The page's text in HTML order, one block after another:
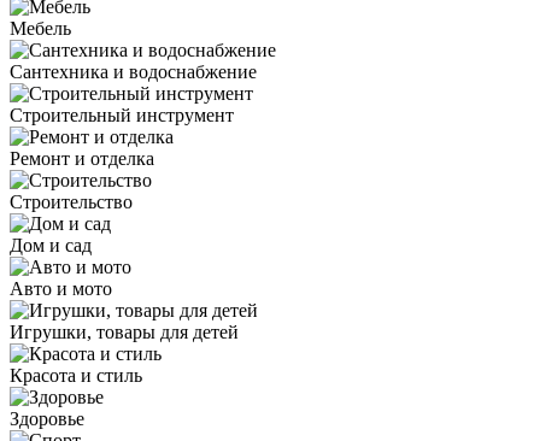
Мебель
Сантехника и водоснабжение
Строительный инструмент
Ремонт и отделка
Строительство
Дом и сад
Авто и мото
Игрушки, товары для детей
Красота и стиль
Здоровье